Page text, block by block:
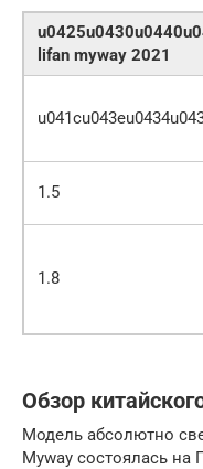
lifan myway 2021
1.5
1.8
Обзор
Модель абсолютно
Myway состоялась